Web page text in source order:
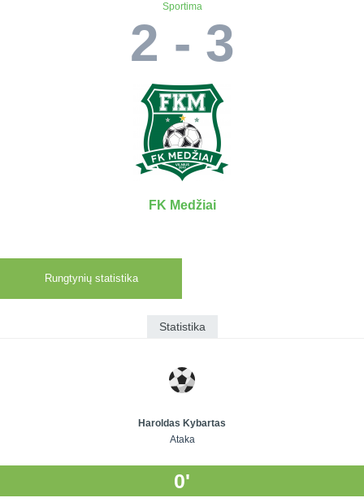
Moterų lyga
Senjorai 35+
Senjorai 45+
Futsal 45+
Select II
VRFS Futsal
Cup
Aukštaitijos
senjorų
Sportima
2 - 3
FK Medžiai
Rungtynių statistika
Statistika
Haroldas Kybartas
Ataka
0'